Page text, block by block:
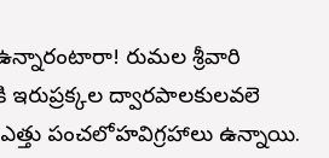
తిరుమల శ్రీవారి
ద్వారపాలకులవలె
ఎత్తు పంచలోహవిగ్రహాలు ఉన్నాయి.